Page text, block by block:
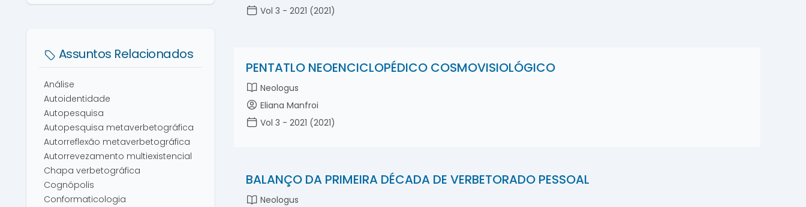
Assuntos Relacionados
Análise
Autoidentidade
Autopesquisa
Autopesquisa metaverbetográfica
Autorreflexão metaverbetográfica
Autorrevezamento multiexistencial
Chapa verbetográfica
Cognópolis
Conformaticologia
Vol 3 - 2021 (2021)
PENTATLO NEOENCICLOPÉDICO COSMOVISIOLÓGICO
Neologus
Eliana Manfroi
Vol 3 - 2021 (2021)
BALANÇO DA PRIMEIRA DÉCADA DE VERBETORADO PESSOAL
Neologus